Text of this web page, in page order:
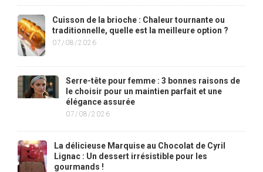
Cuisson de la brioche : Chaleur tournante ou
traditionnelle, quelle est la meilleure option ?
07/08/2026
Serre-tête pour femme : 3 bonnes raisons de
le choisir pour un maintien parfait et une
élégance assurée
07/08/2026
La délicieuse Marquise au Chocolat de Cyril
Lignac : Un dessert irrésistible pour les
gourmands !